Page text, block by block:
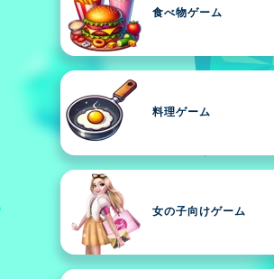
食べ物ゲーム
料理ゲーム
女の子向けゲーム